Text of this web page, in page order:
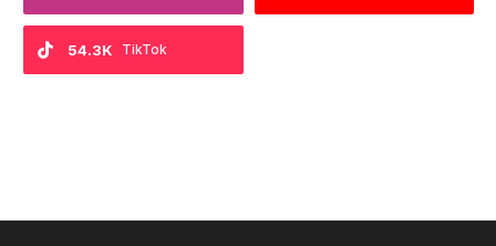
TikTok
54.3K